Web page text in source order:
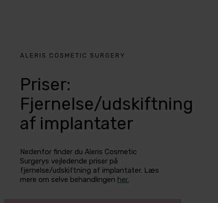
ALERIS COSMETIC SURGERY
Priser:
Fjernelse/udskiftning
af implantater
Nedenfor finder du Aleris Cosmetic
Surgerys vejledende priser på
fjernelse/udskiftning af implantater. Læs
mere om selve behandlingen her.